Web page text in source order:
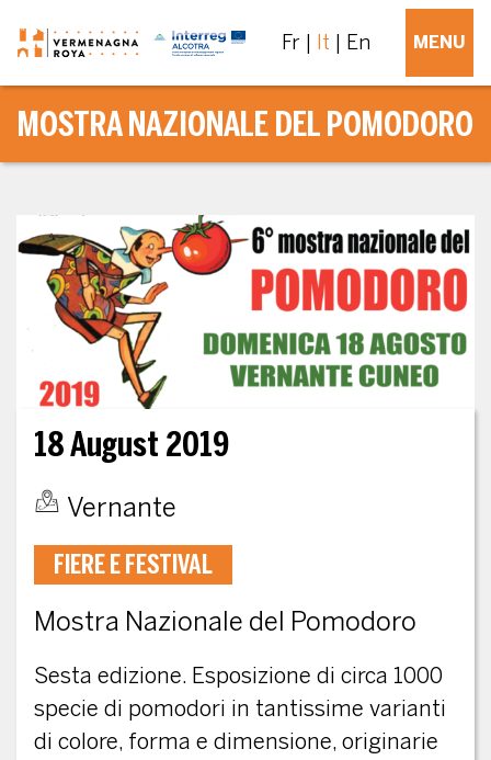
Fr It En MENU
MOSTRA NAZIONALE DEL POMODORO
18 August 2019
Vernante
FIERE E FESTIVAL
Mostra Nazionale del Pomodoro
Sesta edizione. Esposizione di circa 1000
specie di pomodori in tantissime varianti
di colore, forma e dimensione, originarie